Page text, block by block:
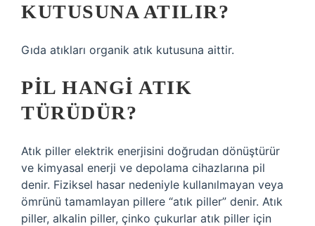
KUTUSUNA ATILIR?
Gıda atıkları organik atık kutusuna aittir.
PIL HANGI ATIK
TÜRÜDÜR?
Atık piller elektrik enerjisini doğrudan dönüştürür
ve kimyasal enerji ve depolama cihazlarına pil
denir. Fiziksel hasar nedeniyle kullanılmayan veya
ömrünü tamamlayan pillere “atık piller” denir. Atık
piller, alkalin piller, çinko çukurlar atık piller için